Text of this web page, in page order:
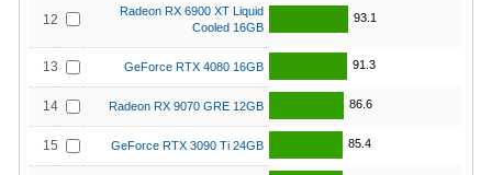
12
Radeon RX 6900 XT Liquid
Cooled 16GB
93.1
13 GeForce RTX 4080 16GB 91.3
14 Radeon RX 9070 GRE 12GB 86.6
15 GeForce RTX 3090 Ti 24GB 85.4